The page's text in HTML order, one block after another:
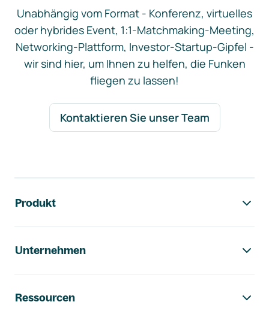
Unabhängig vom Format - Konferenz, virtuelles
oder hybrides Event, 1:1-Matchmaking-Meeting,
Networking-Plattform, Investor-Startup-Gipfel -
wir sind hier, um Ihnen zu helfen, die Funken
fliegen zu lassen!
Kontaktieren Sie unser Team
Produkt
Unternehmen
Ressourcen